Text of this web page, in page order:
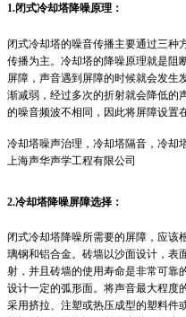
1.闭式冷却塔降噪原理：
闭式冷却塔的噪音传播主要通过三种
传播为主。冷却塔的降噪原理就是阻
屏障，声音遇到屏障的时候就会发生
渐减弱，经过多次的折射就会降低的
的噪音频波不相同，因此将屏障设置
冷却塔噪声治理，冷却塔隔音，冷却
上海声华声学工程有限公司
2.冷却塔降噪屏障选择：
闭式冷却塔降噪所需要的屏障，应该
璃钢和铝合金。砖墙以沙面设计，表
射，并且砖墙的使用寿命是非常可靠
设计一定的弧形面。将声音最大程度
采用挤拉、注塑或热压成型的塑料件